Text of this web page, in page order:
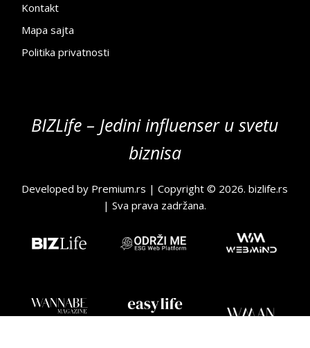
Kontakt
Mapa sajta
Politika privatnosti
BIZLife – Jedini influenser u svetu
biznisa
Developed by Premium.rs | Copyright © 2026.bizlife.rs
| Sva prava zadržana.